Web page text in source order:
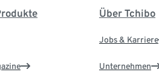
Über Tchibo
Jobs & Karriere
Unternehmen